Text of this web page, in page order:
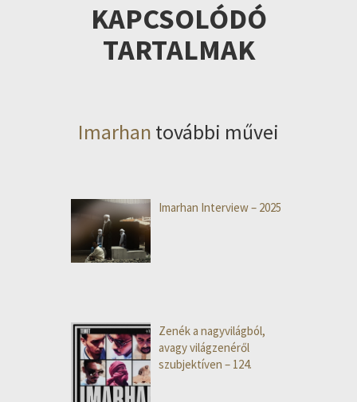
KAPCSOLÓDÓ
TARTALMAK
Imarhan további művei
Imarhan Interview – 2025
Zenék a nagyvilágból,
avagy világzenéről
szubjektíven – 124.